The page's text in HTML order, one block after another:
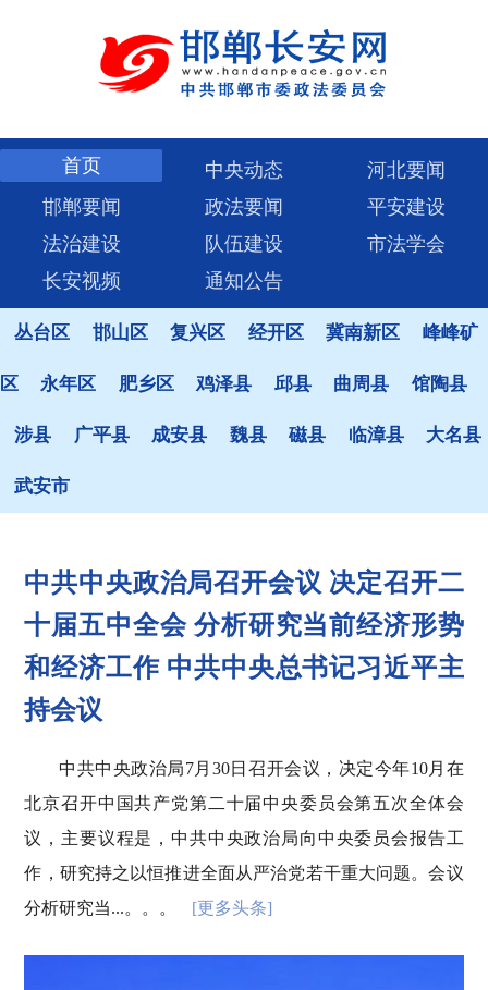
首页 中央动态
河北要闻
邯郸要闻
政法要闻
平安建设
法治建设
队伍建设
市法学会
长安视频
通知公告
丛台区 邯山区 复兴区 经开区 冀南新区 峰峰矿
区 永年区 肥乡区 鸡泽县 邱县 曲周县 馆陶县
涉县 广平县 成安县 魏县 磁县 临漳县 大名县
武安市
中共中央政治局召开会议 决定召开二
十届五中全会 分析研究当前经济形势
和经济工作 中共中央总书记习近平主
持会议
中共中央政治局7月30日召开会议，决定今年10月在
北京召开中国共产党第二十届中央委员会第五次全体会
议，主要议程是，中共中央政治局向中央委员会报告工
作，研究持之以恒推进全面从严治党若干重大问题。会议
分析研究当...。。。
[更多头条]